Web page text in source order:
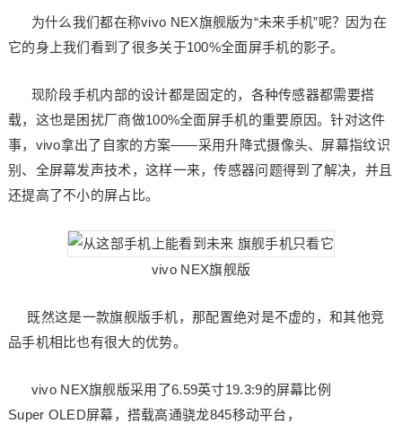
为什么我们都在称vivo NEX旗舰版为“未来手机”呢？因为在
它的身上我们看到了很多关于100%全面屏手机的影子。
现阶段手机内部的设计都是固定的，各种传感器都需要搭
载，这也是困扰厂商做100%全面屏手机的重要原因。针对这件
事，vivo拿出了自家的方案——采用升降式摄像头、屏幕指纹识
别、全屏幕发声技术，这样一来，传感器问题得到了解决，并且
还提高了不小的屏占比。
vivo NEX旗舰版
既然这是一款旗舰版手机，那配置绝对是不虚的，和其他竞
品手机相比也有很大的优势。
vivo NEX旗舰版采用了6.59英寸19.3:9的屏幕比例
Super OLED屏幕，搭载高通骁龙845移动平台，